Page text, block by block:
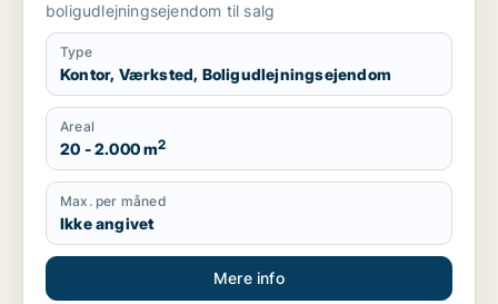
boligudlejningsejendom til salg
Type
Kontor, Værksted, Boligudlejningsejendom
Areal
20 - 2.000 m2
Max. per måned
Ikke angivet
Mere info